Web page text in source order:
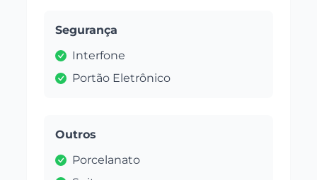
Segurança
Interfone
Portão Eletrônico
Outros
Porcelanato